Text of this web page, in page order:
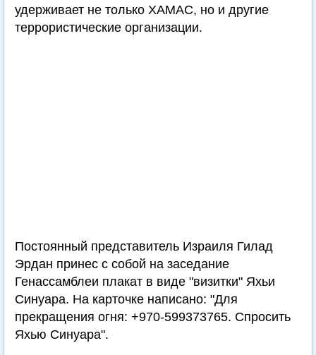
удерживает не только ХАМАС, но и другие
террористические организации.
Постоянный представитель Израиля Гилад
Эрдан принес с собой на заседание
Генассамблеи плакат в виде "визитки" Яхьи
Синуара. На карточке написано: "Для
прекращения огня: +970-599373765. Спросить
Яхью Синуара".